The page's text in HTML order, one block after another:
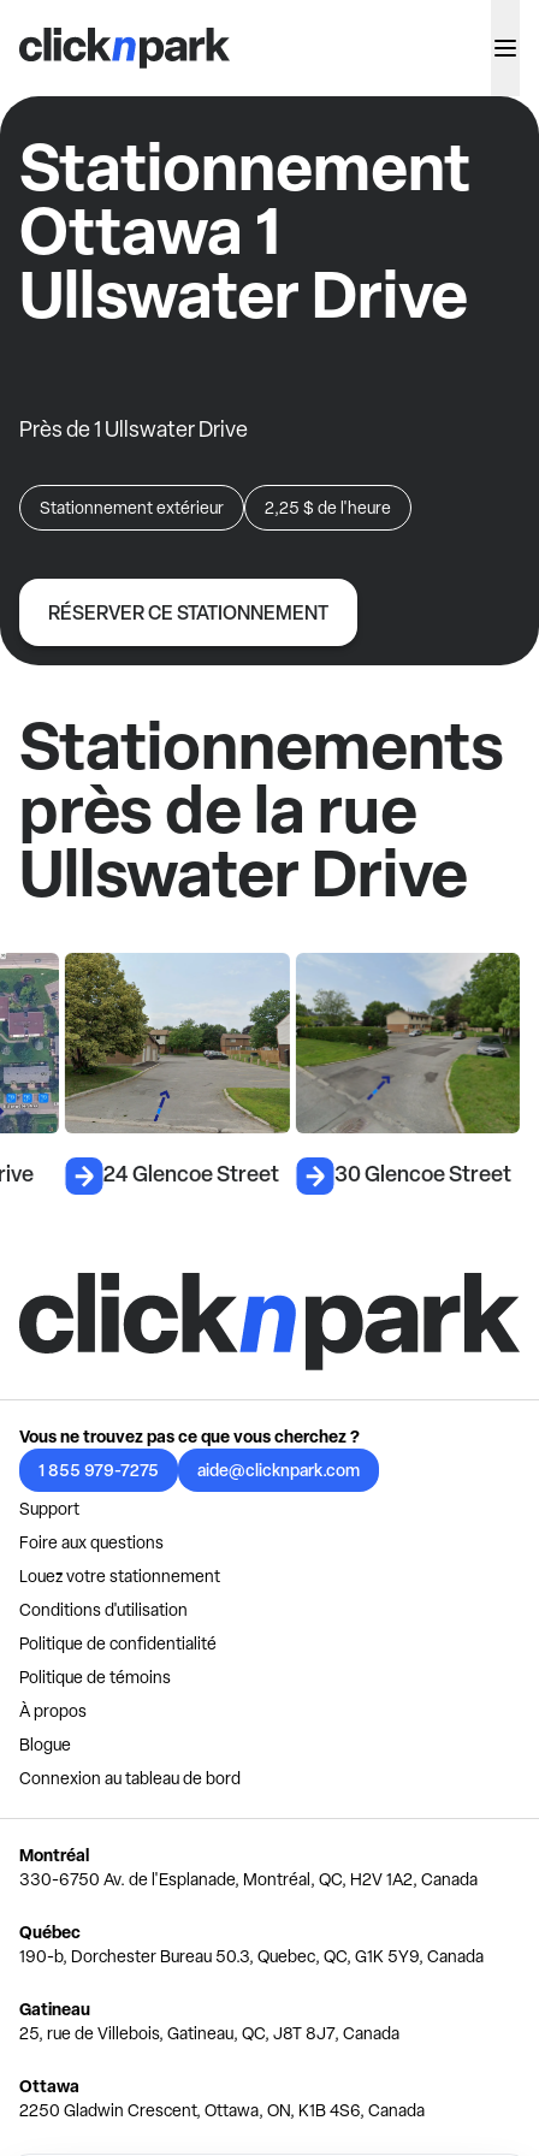
Stationnement
Ottawa 1
Ullswater Drive
Près de 1 Ullswater Drive
Stationnement extérieur 2,25 $ de l'heure
RÉSERVER CE STATIONNEMENT
Stationnements
près de la rue
Ullswater Drive
24 Glencoe Street 30 Glencoe Street
Vous ne trouvez pas ce que vous cherchez ?
1 855 979-7275
aide@clicknpark.com
Support
Foire aux questions
Louez votre stationnement
Conditions d'utilisation
Politique de confidentialité
Politique de témoins
À propos
Blogue
Connexion au tableau de bord
Montréal
330-6750 Av. de l'Esplanade, Montréal, QC, H2V 1A2, Canada
Québec
190-b, Dorchester Bureau 50.3, Quebec, QC, G1K 5Y9, Canada
Gatineau
25, rue de Villebois, Gatineau, QC, J8T 8J7, Canada
Ottawa
2250 Gladwin Crescent, Ottawa, ON, K1B 4S6, Canada